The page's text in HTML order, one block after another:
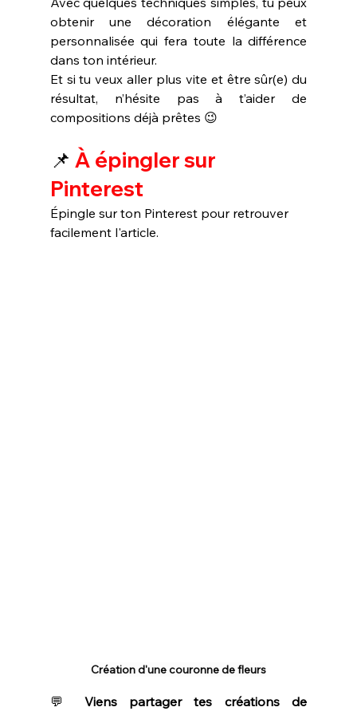
obtenir une décoration élégante et
personnalisée qui fera toute la différence
dans ton intérieur.
Et si tu veux aller plus vite et être sûr(e) du
résultat, n’hésite pas à t’aider de
compositions déjà prêtes 😉
📌 À épingler sur
Pinterest
Épingle sur ton Pinterest pour retrouver
facilement l'article.
Création d'une couronne de fleurs
💬 Viens partager tes créations de